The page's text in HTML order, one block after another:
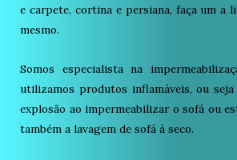
e carpete, cortina e persiana, faça um a
mesmo.
Somos especialista na
utilizamos produtos inflamáveis, ou
explosão ao impermeabilizar o sofá ou
também a lavagem de sofá à seco.